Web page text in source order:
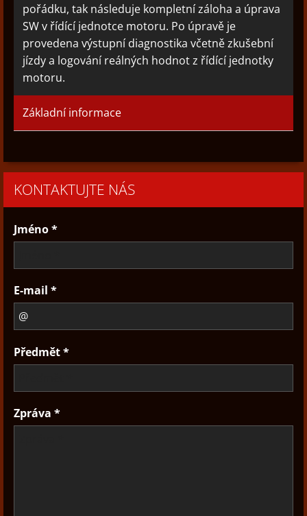
pořádku, tak následuje kompletní záloha a úprava
SW v řídící jednotce motoru. Po úpravě je
provedena výstupní diagnostika včetně zkušební
jízdy a logování reálných hodnot z řídící jednotky
motoru.
Základní informace
KONTAKTUJTE NÁS
Jméno *
E-mail *
Předmět *
Zpráva *